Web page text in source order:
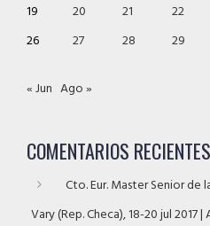
19
20 21 22
26
27 28 29
« Jun Ago »
COMENTARIOS RECIENTES
Cto. Eur. Master Senior de
Vary (Rep. Checa), 18-20 jul 2017